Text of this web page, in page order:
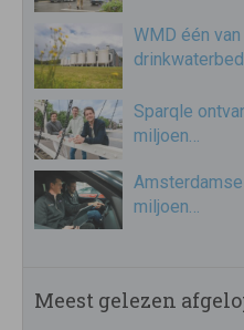
WMD één
Sparqle
miljoen…
miljoen…
Meest gelezen